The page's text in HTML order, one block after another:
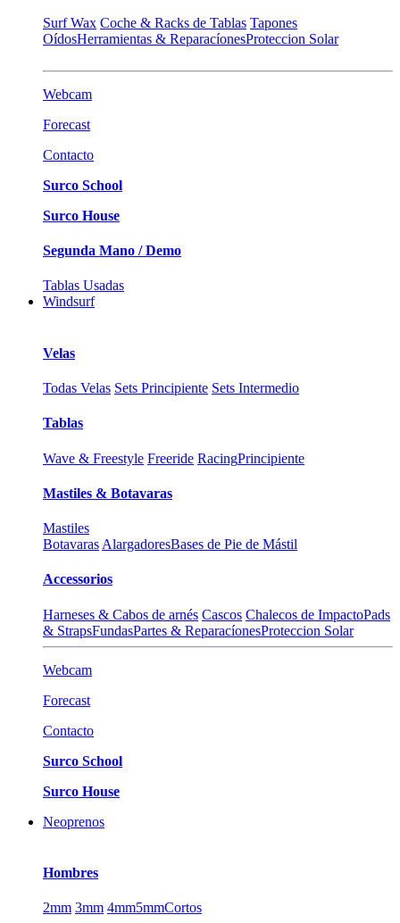
Surf Wax Coche & Racks de Tablas Tapones
OídosHerramientas & ReparacíonesProteccion Solar
Webcam
Forecast
Contacto
Surco School
Surco House
Segunda Mano / Demo
Tablas Usadas
Windsurf
Velas
Todas Velas Sets Principiente Sets Intermedio
Tablas
Wave & Freestyle Freeride RacingPrincipiente
Mastiles & Botavaras
Mastiles
Botavaras AlargadoresBases de Pie de Mástil
Accessorios
Harneses & Cabos de arnés Cascos Chalecos de ImpactoPads
& StrapsFundasPartes & ReparacíonesProteccion Solar
Webcam
Forecast
Contacto
Surco School
Surco House
Neoprenos
Hombres
2mm 3mm 4mm5mmCortos